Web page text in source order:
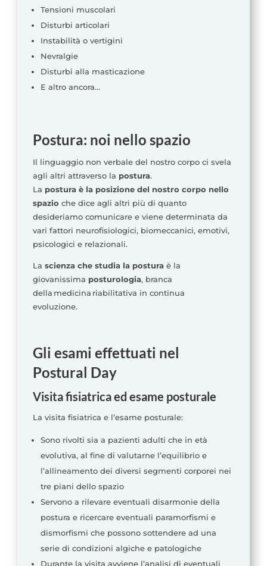
Tensioni muscolari
Disturbi articolari
Instabilità o vertigini
Nevralgie
Disturbi alla masticazione
E altro ancora…
Postura: noi nello spazio
Il linguaggio non verbale del nostro corpo ci svela
agli altri attraverso la postura.
La postura è la posizione del nostro corpo nello
spazio che dice agli altri più di quanto
desideriamo comunicare e viene determinata da
vari fattori neurofisiologici, biomeccanici, emotivi,
psicologici e relazionali.
La scienza che studia la postura è la
giovanissima posturologia, branca
della medicina riabilitativa in continua
evoluzione.
Gli esami effettuati nel
Postural Day
Visita fisiatrica ed esame posturale
La visita fisiatrica e l’esame posturale:
Sono rivolti sia a pazienti adulti che in età
evolutiva, al fine di valutarne l’equilibrio e
l’allineamento dei diversi segmenti corporei nei
tre piani dello spazio
Servono a rilevare eventuali disarmonie della
postura e ricercare eventuali paramorfismi e
dismorfismi che possono sottendere ad una
serie di condizioni algiche e patologiche
Durante la visita avviene l’analisi di eventuali